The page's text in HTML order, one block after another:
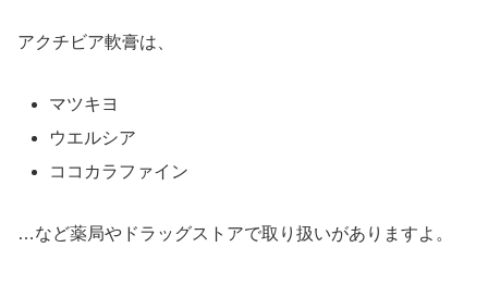
アクチビア軟膏は、
マツキヨ
ウエルシア
ココカラファイン
…など薬局やドラッグストアで取り扱いがありますよ。